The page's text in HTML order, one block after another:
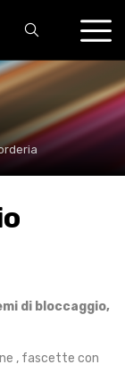
di bloccaggio,
, fascette con